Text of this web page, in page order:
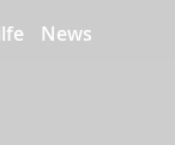
News